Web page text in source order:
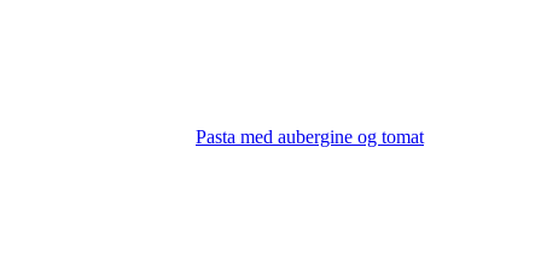
Pasta med aubergine og tomat